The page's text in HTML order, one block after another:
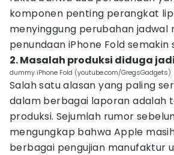
komponen penting perangkat
menyinggung perubahan
penundaan iPhone Fold semakin
2. Masalah produksi diduga
dummy iPhone Fold (youtube.com/GregsGadgets)
Salah satu alasan yang paling
dalam berbagai laporan adalah
produksi. Sejumlah rumor
mengungkap bahwa Apple
berbagai pengujian manufaktur